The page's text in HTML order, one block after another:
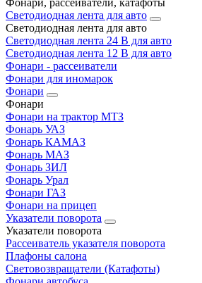
Фонари, рассеиватели, катафоты
Светодиодная лента для авто
Светодиодная лента для авто
Светодиодная лента 24 В для авто
Светодиодная лента 12 В для авто
Фонари - рассеиватели
Фонари для иномарок
Фонари
Фонари
Фонари на трактор МТЗ
Фонарь УАЗ
Фонарь КАМАЗ
Фонарь МАЗ
Фонарь ЗИЛ
Фонарь Урал
Фонари ГАЗ
Фонари на прицеп
Указатели поворота
Указатели поворота
Рассеиватель указателя поворота
Плафоны салона
Световозвращатели (Катафоты)